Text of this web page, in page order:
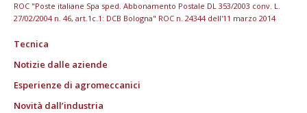
ROC "Poste italiane Spa sped. Abbonamento Postale DL 353/2003 conv. L.
27/02/2004 n. 46, art.1c.1: DCB Bologna" ROC n. 24344 dell'11 marzo 2014
Tecnica
Notizie dalle aziende
Esperienze di agromeccanici
Novità dall’industria